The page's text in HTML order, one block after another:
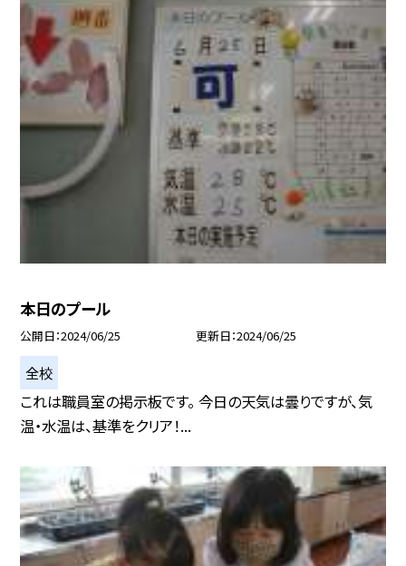
本日のプール
公開日 2024/06/25 更新日 2024/06/25
全校
これは職員室の掲示板です。 今日の天気は曇りですが、気
温・水温は、基準をクリア！...